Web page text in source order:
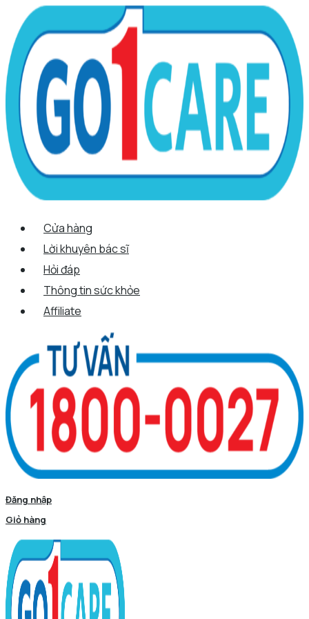
nội
dung
Menu
Cửa hàng
Lời khuyên bác sĩ
Hỏi đáp
Thông tin sức khỏe
Affiliate
Đăng nhập
Giỏ hàng
Tên*
Email*
Trang
web
Scroll
Up